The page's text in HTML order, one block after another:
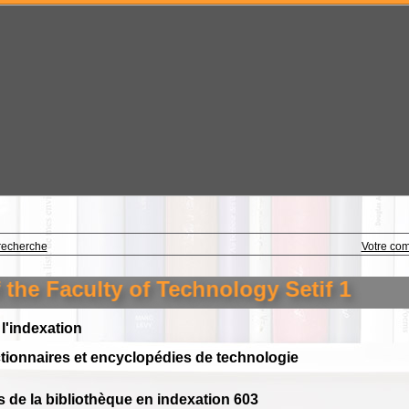
Votre
of Technology Setif 1
l'indexation
et encyclopédies de technologie
de la bibliothèque en indexation 603